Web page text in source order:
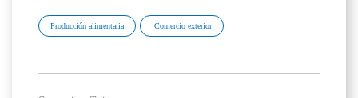
Producción alimentaria Comercio exterior